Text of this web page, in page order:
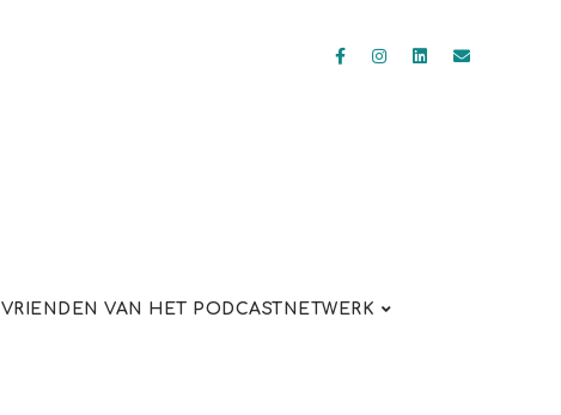
VRIENDEN VAN HET PODCASTNETWERK